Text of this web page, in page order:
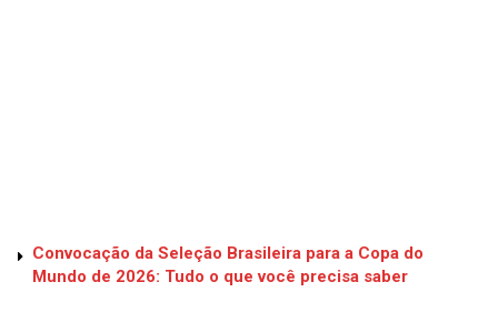
Convocação da Seleção Brasileira para a Copa do
Mundo de 2026: Tudo o que você precisa saber